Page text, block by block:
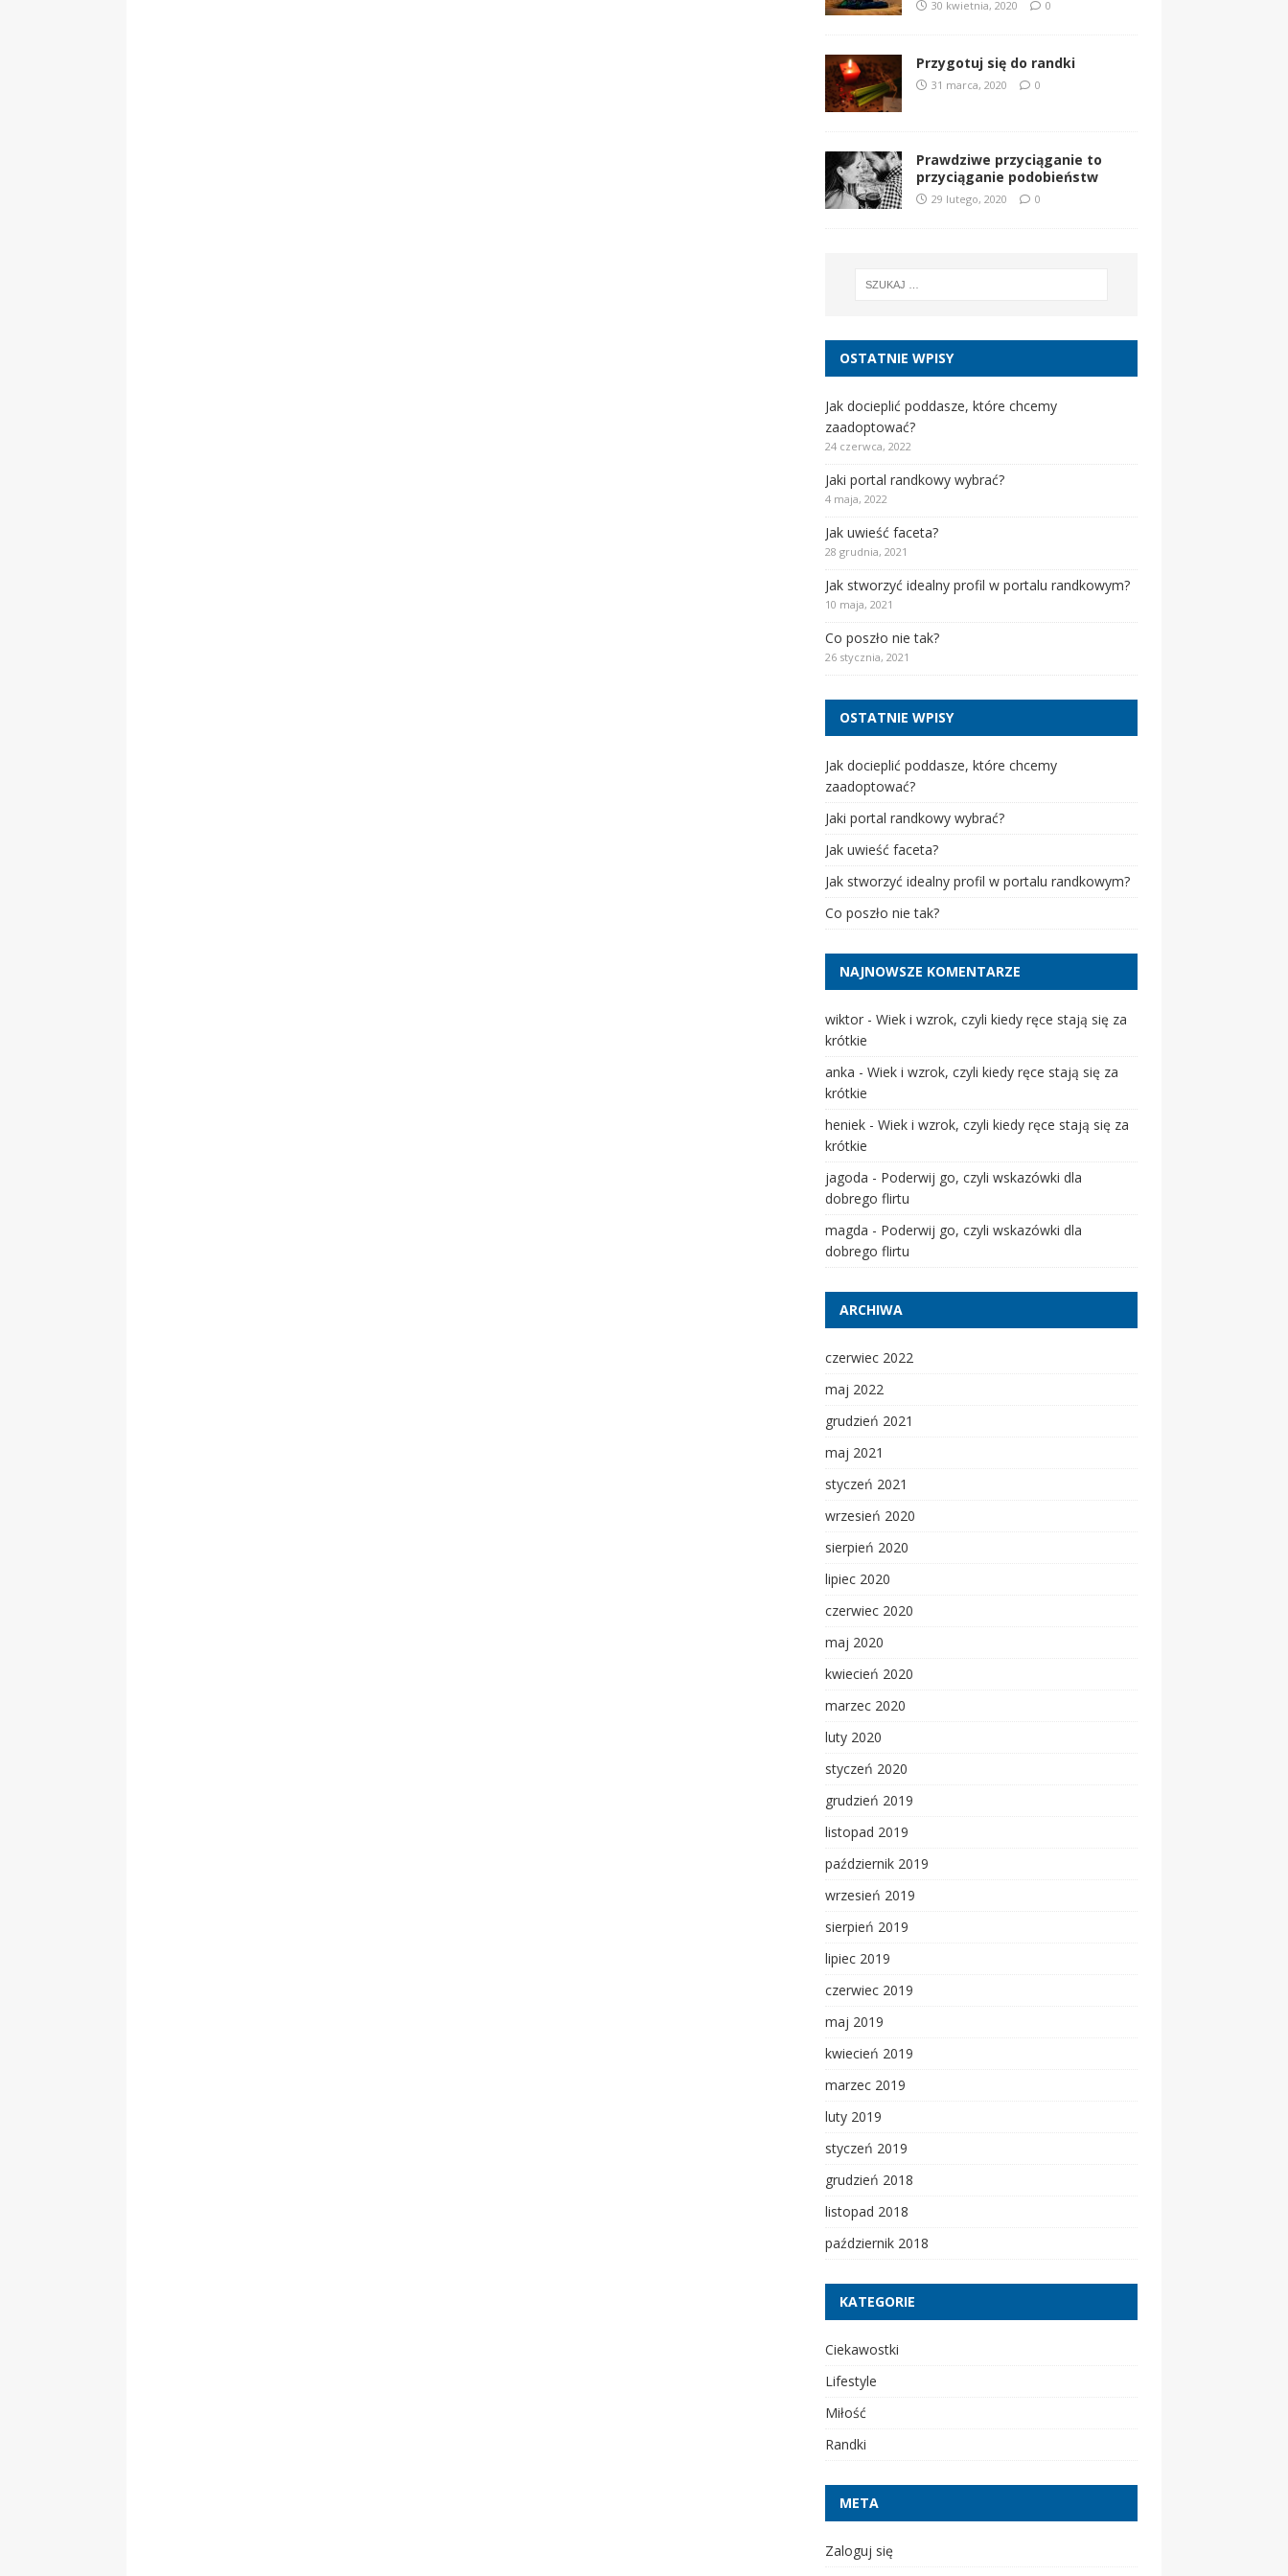
30 kwietnia, 2020 0
Przygotuj się do randki
31 marca, 2020 0
Prawdziwe przyciąganie to
przyciąganie podobieństw
29 lutego, 2020 0
OSTATNIE WPISY
Jak docieplić poddasze, które chcemy
zaadoptować?
24 czerwca, 2022
Jaki portal randkowy wybrać?
4 maja, 2022
Jak uwieść faceta?
28 grudnia, 2021
Jak stworzyć idealny profil w portalu randkowym?
10 maja, 2021
Co poszło nie tak?
26 stycznia, 2021
OSTATNIE WPISY
Jak docieplić poddasze, które chcemy
zaadoptować?
Jaki portal randkowy wybrać?
Jak uwieść faceta?
Jak stworzyć idealny profil w portalu randkowym?
Co poszło nie tak?
NAJNOWSZE KOMENTARZE
wiktor- Wiek i wzrok, czyli kiedy ręce stają się za
krótkie
anka - Wiek i wzrok, czyli kiedy ręce stają się za
krótkie
heniek- Wiek i wzrok, czyli kiedy ręce stają się za
krótkie
jagoda - Poderwij go, czyli wskazówki dla
dobrego flirtu
magda - Poderwij go, czyli wskazówki dla
dobrego flirtu
ARCHIWA
czerwiec 2022
maj 2022
grudzień 2021
maj 2021
styczeń 2021
wrzesień 2020
sierpień 2020
lipiec 2020
czerwiec 2020
maj 2020
kwiecień 2020
marzec 2020
luty 2020
styczeń 2020
grudzień 2019
listopad 2019
październik 2019
wrzesień 2019
sierpień 2019
lipiec 2019
czerwiec 2019
maj 2019
kwiecień 2019
marzec 2019
luty 2019
styczeń 2019
grudzień 2018
listopad 2018
październik 2018
KATEGORIE
Ciekawostki
Lifestyle
Miłość
Randki
META
Zaloguj się